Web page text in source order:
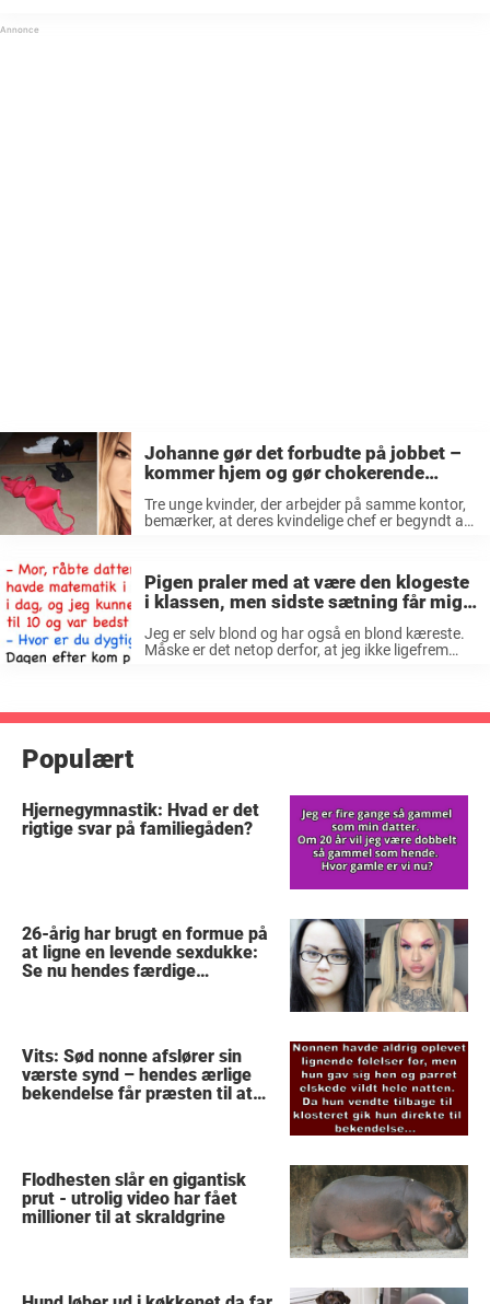
Johanne gør det forbudte på jobbet –
kommer hjem og gør chokerende
Tre unge kvinder, der arbejder på samme kontor,
bemærker, at deres kvindelige chef er begyndt at
Pigen praler med at være den klogeste
i klassen, men sidste sætning får mig
til at bryde sammen af grine
Jeg er selv blond og har også en blond kæreste.
Måske er det netop derfor, at jeg ikke ligefrem
Populært
Hjernegymnastik: Hvad er det
rigtige svar på familiegåden?
26-årig har brugt en formue på
at ligne en levende sexdukke:
Se nu hendes færdige
Vits: Sød nonne afslører sin
værste synd – hendes ærlige
bekendelse får præsten til at
Flodhesten slår en gigantisk
prut - utrolig video har fået
millioner til at skraldgrine